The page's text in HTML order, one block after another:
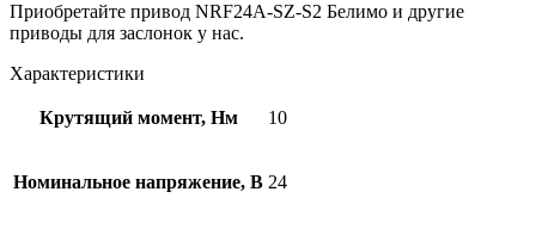
Приобретайте привод NRF24A-SZ-S2 Белимо и другие
приводы для заслонок у нас.
Характеристики
Крутящий момент, Нм 10
Номинальное напряжение, В 24